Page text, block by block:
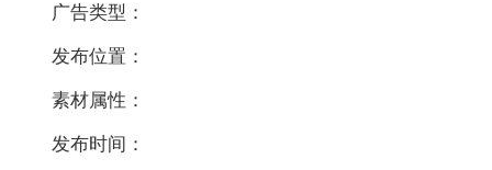
广告类型：
发布位置：
素材属性：
发布时间：